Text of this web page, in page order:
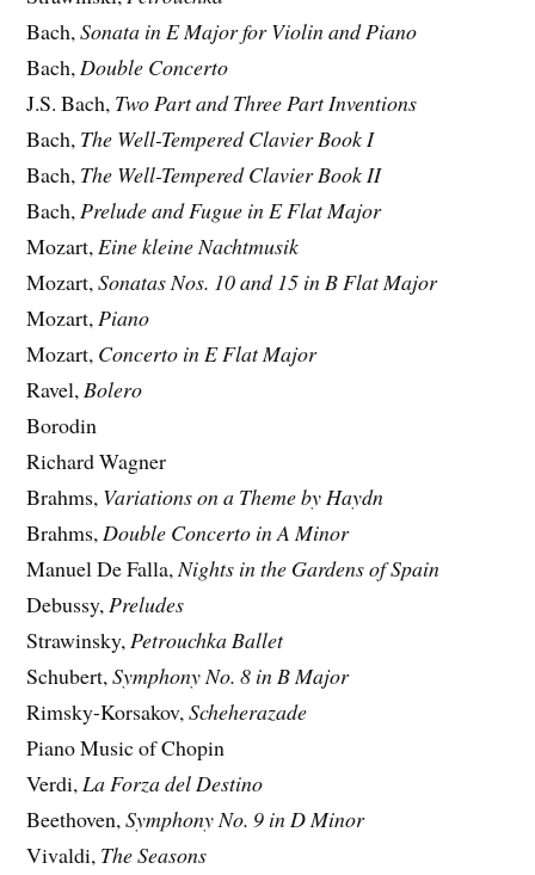
Bach,Sonata in E Major for Violin and Piano
Bach,Double Concerto
J.S. Bach, Two Part and Three Part Inventions
Bach, The Well-Tempered Clavier Book I
Bach, The Well-Tempered Clavier Book II
Bach,Prelude and Fugue in E Flat Major
Mozart,Eine kleine Nachtmusik
Mozart,Sonatas Nos. 10 and 15 in B Flat Major
Mozart,Piano
Mozart, Concerto in E Flat Major
Ravel,Bolero
Borodin
Richard Wagner
Brahms, Variations on a Theme by Haydn
Brahms,Double Concerto in A Minor
Manuel De Falla,Nights in the Gardens of Spain
Debussy,Preludes
Strawinsky,Petrouchka Ballet
Schubert,Symphony No. 8 in B Major
Rimsky-Korsakov,Scheherazade
Piano Music of Chopin
Verdi,La Forza del Destino
Beethoven,Symphony No. 9 in D Minor
Vivaldi, The Seasons